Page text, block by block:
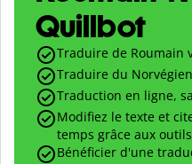
Quillbot
Traduire de Roumain
Traduire du
Traduction en ligne,
Modifiez le texte et
temps grâce aux
Bénéficier d'une